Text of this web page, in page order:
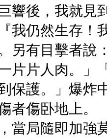
響後，我就
我仍然生存！
另有目擊者
片片人肉。」
保護。」爆炸
者傷卧地上。
當局隨即加強